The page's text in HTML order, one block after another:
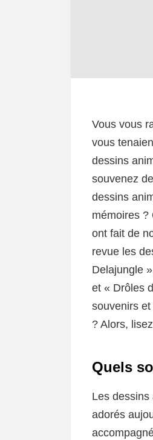
Vous vous
vous
dessins
souvenez
dessins
mémoires ?
ont fait de
revue les
Delajungle
et « Drôles
souvenirs
? Alors,
Quels
Les
adorés